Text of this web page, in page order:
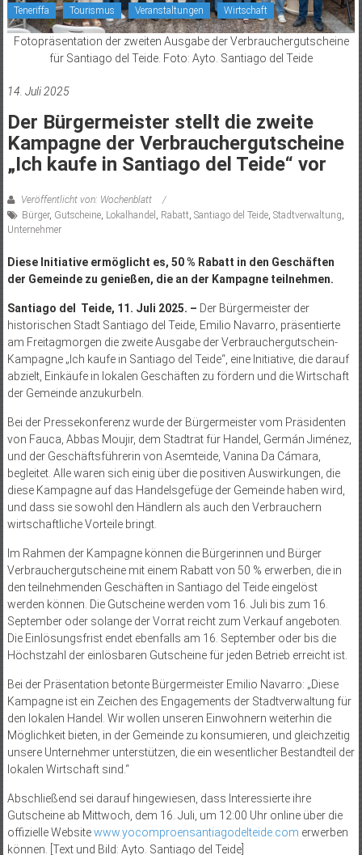
Teneriffa Tourismus Veranstaltungen Wirtschaft
Fotopräsentation der zweiten Ausgabe der Verbrauchergutscheine
für Santiago del Teide. Foto: Ayto. Santiago del Teide
14. Juli 2025
Der Bürgermeister stellt die zweite
Kampagne der Verbrauchergutscheine
„Ich kaufe in Santiago del Teide“ vor
Veröffentlicht von: Wochenblatt
Bürger, Gutscheine, Lokalhandel , Rabatt, Santiago del Teide, Stadtverwaltung,
Unternehmer
Diese Initiative ermöglicht es, 50 % Rabatt in den Geschäften
der Gemeinde zu genießen, die an der Kampagne teilnehmen.
Santiago del Teide, 11. Juli 2025. – Der Bürgermeister der
historischen Stadt Santiago del Teide, Emilio Navarro, präsentierte
am Freitagmorgen die zweite Ausgabe der Verbrauchergutschein-
Kampagne „Ich kaufe in Santiago del Teide“, eine Initiative, die darauf
abzielt, Einkäufe in lokalen Geschäften zu fördern und die Wirtschaft
der Gemeinde anzukurbeln.
Bei der Pressekonferenz wurde der Bürgermeister vom Präsidenten
von Fauca, Abbas Moujir, dem Stadtrat für Handel, Germán Jiménez,
und der Geschäftsführerin von Asemteide, Vanina Da Cámara,
begleitet. Alle waren sich einig über die positiven Auswirkungen, die
diese Kampagne auf das Handelsgefüge der Gemeinde haben wird,
und dass sie sowohl den Händlern als auch den Verbrauchern
wirtschaftliche Vorteile bringt.
Im Rahmen der Kampagne können die Bürgerinnen und Bürger
Verbrauchergutscheine mit einem Rabatt von 50 % erwerben, die in
den teilnehmenden Geschäften in Santiago del Teide eingelöst
werden können. Die Gutscheine werden vom 16. Juli bis zum 16.
September oder solange der Vorrat reicht zum Verkauf angeboten.
Die Einlösungsfrist endet ebenfalls am 16. September oder bis die
Höchstzahl der einlösbaren Gutscheine für jeden Betrieb erreicht ist.
Bei der Präsentation betonte Bürgermeister Emilio Navarro: „Diese
Kampagne ist ein Zeichen des Engagements der Stadtverwaltung für
den lokalen Handel. Wir wollen unseren Einwohnern weiterhin die
Möglichkeit bieten, in der Gemeinde zu konsumieren, und gleichzeitig
unsere Unternehmer unterstützen, die ein wesentlicher Bestandteil der
lokalen Wirtschaft sind.“
Abschließend sei darauf hingewiesen, dass Interessierte ihre
Gutscheine ab Mittwoch, dem 16. Juli, um 12:00 Uhr online über die
offizielle Websitewww.yocomproensantiagodelteide.com erwerben
können. [Text und Bild: Ayto. Santiago del Teide]